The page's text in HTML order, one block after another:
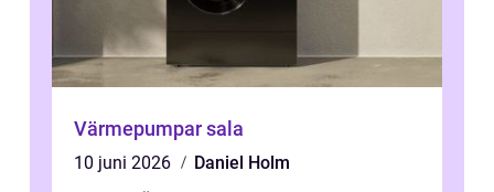
Värmepumpar sala
10 juni 2026
Daniel Holm